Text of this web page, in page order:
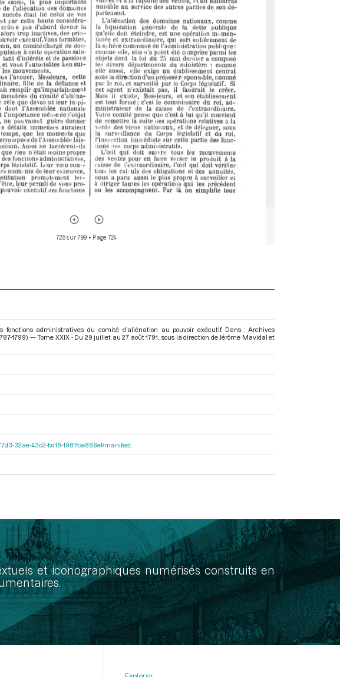
728 sur 799 • Page 724
administratives du comité d’aliénation au pouvoir exécutif. Dans : Archives
1799) — Tome XXIX - Du 29 juillet au 27 août 1791. , sous la direction de Jérôme Mavidal et
32ae-43c2-bd18-1981fce886ef/manifest
et iconographiques numérisés construits en